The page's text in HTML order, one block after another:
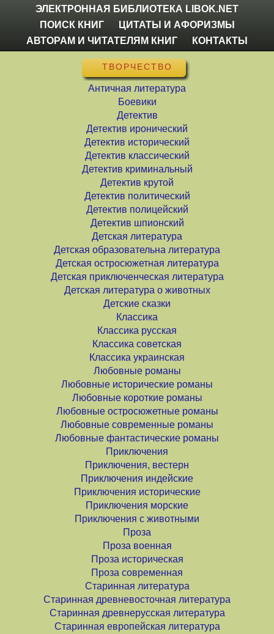
ЭЛЕКТРОННАЯ БИБЛИОТЕКА LIBOK.NET
ПОИСК КНИГ
ЦИТАТЫ И АФОРИЗМЫ
АВТОРАМ И ЧИТАТЕЛЯМ КНИГ
КОНТАКТЫ
ТВОРЧЕСТВО
Античная литература
Боевики
Детектив
Детектив иронический
Детектив исторический
Детектив классический
Детектив криминальный
Детектив крутой
Детектив политический
Детектив полицейский
Детектив шпионский
Детская литература
Детская образовательна литература
Детская остросюжетная литература
Детская приключенческая литература
Детская литература о животных
Детские сказки
Классика
Классика русская
Классика советская
Классика украинская
Любовные романы
Любовные исторические романы
Любовные короткие романы
Любовные остросюжетные романы
Любовные современные романы
Любовные фантастические романы
Приключения
Приключения, вестерн
Приключения индейские
Приключения исторические
Приключения морские
Приключения с животными
Проза
Проза военная
Проза историческая
Проза современная
Старинная литература
Старинная древневосточная литература
Старинная древнерусская литература
Старинная европейская литература